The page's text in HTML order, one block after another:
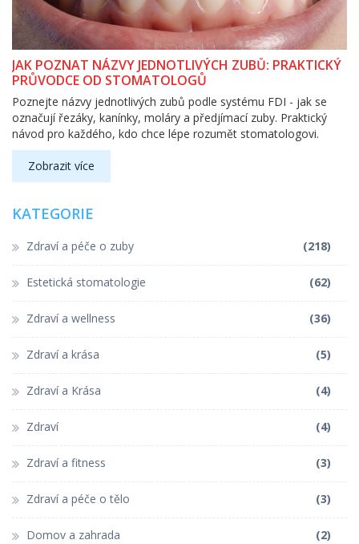
JAK POZNAT NÁZVY JEDNOTLIVÝCH ZUBŮ: PRAKTICKÝ
PRŮVODCE OD STOMATOLOGŮ
Poznejte názvy jednotlivých zubů podle systému FDI - jak se
označují řezáky, kanínky, moláry a předjímací zuby. Praktický
návod pro každého, kdo chce lépe rozumět stomatologovi.
Zobrazit více
KATEGORIE
Zdraví a péče o zuby (218)
Estetická stomatologie (62)
Zdraví a wellness (36)
Zdraví a krása (5)
Zdraví a Krása (4)
Zdraví (4)
Zdraví a fitness (3)
Zdraví a péče o tělo (3)
Domov a zahrada (2)